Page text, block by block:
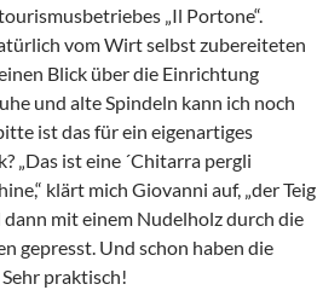
„Il Portone“.
vom Wirt selbst zubereiteten
Blick über die Einrichtung
und alte Spindeln kann ich noch
ist das für ein eigenartiges
ist eine ´Chitarra pergli
klärt mich Giovanni auf, „der Teig
mit einem Nudelholz durch die
gepresst. Und schon haben die
Sehr praktisch!